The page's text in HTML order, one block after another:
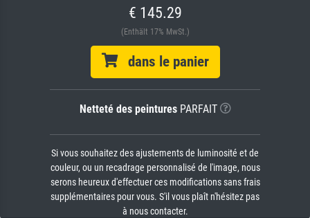
€ 145.29
(Enthält 17% MwSt.)
dans le panier
Netteté des peinturesPARFAIT
Si vous souhaitez des ajustements de luminosité et de
couleur, ou un recadrage personnalisé de l'image, nous
serons heureux d'effectuer ces modifications sans frais
supplémentaires pour vous. S'il vous plaît n'hésitez pas
à nous contacter.